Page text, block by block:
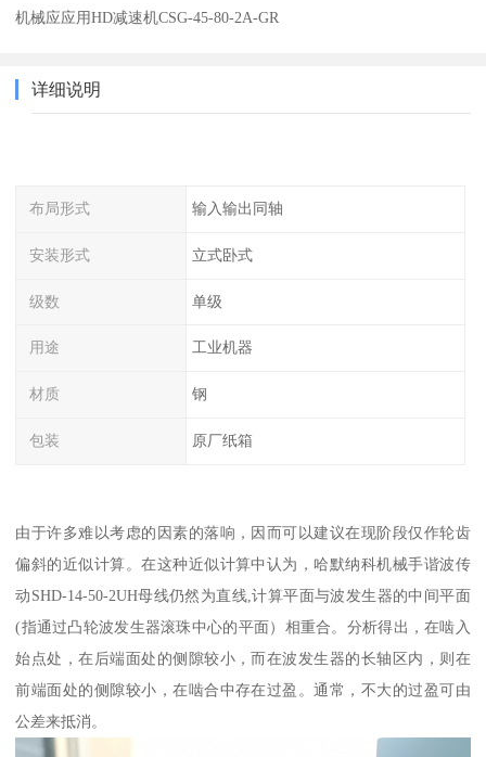
机械应应用HD减速机CSG-45-80-2A-GR
详细说明
布局形式 输入输出同轴
安装形式 立式卧式
级数 单级
用途 工业机器
材质 钢
包装 原厂纸箱
由于许多难以考虑的因素的落响，因而可以建议在现阶段仅作轮齿
偏斜的近似计算。在这种近似计算中认为，哈默纳科机械手谐波传
动SHD-14-50-2UH母线仍然为直线,计算平面与波发生器的中间平面
(指通过凸轮波发生器滚珠中心的平面）相重合。分析得出，在啮入
始点处，在后端面处的侧隙较小，而在波发生器的长轴区内，则在
前端面处的侧隙较小，在啮合中存在过盈。通常，不大的过盈可由
公差来抵消。